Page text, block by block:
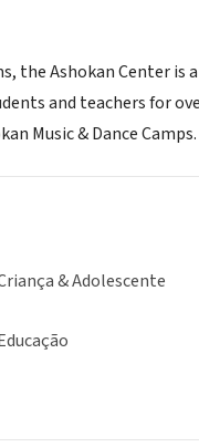
the Ashokan Center
and teachers for
Music & Dance Camps.
& Adolescente